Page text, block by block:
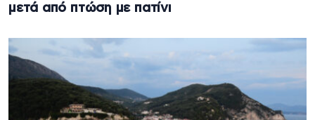
μετά από πτώση με πατίνι